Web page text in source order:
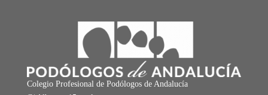
Colegio Profesional de Podólogos de Andalucía